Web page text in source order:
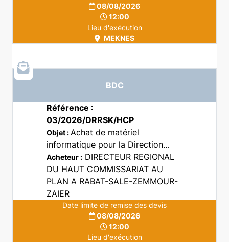
08/08/2026
12:00
Lieu d'exécution
MEKNES
BDC
Référence :
03/2026/DRRSK/HCP
Objet :Achat de matériel
informatique pour la Direction
Régionale à Rabat du Haut
Commissariat au Plan
Acheteur : DIRECTEUR REGIONAL
DU HAUT COMMISSARIAT AU
PLAN A RABAT-SALE-ZEMMOUR-
ZAIER
Date limite de remise des devis
08/08/2026
12:00
Lieu d'exécution